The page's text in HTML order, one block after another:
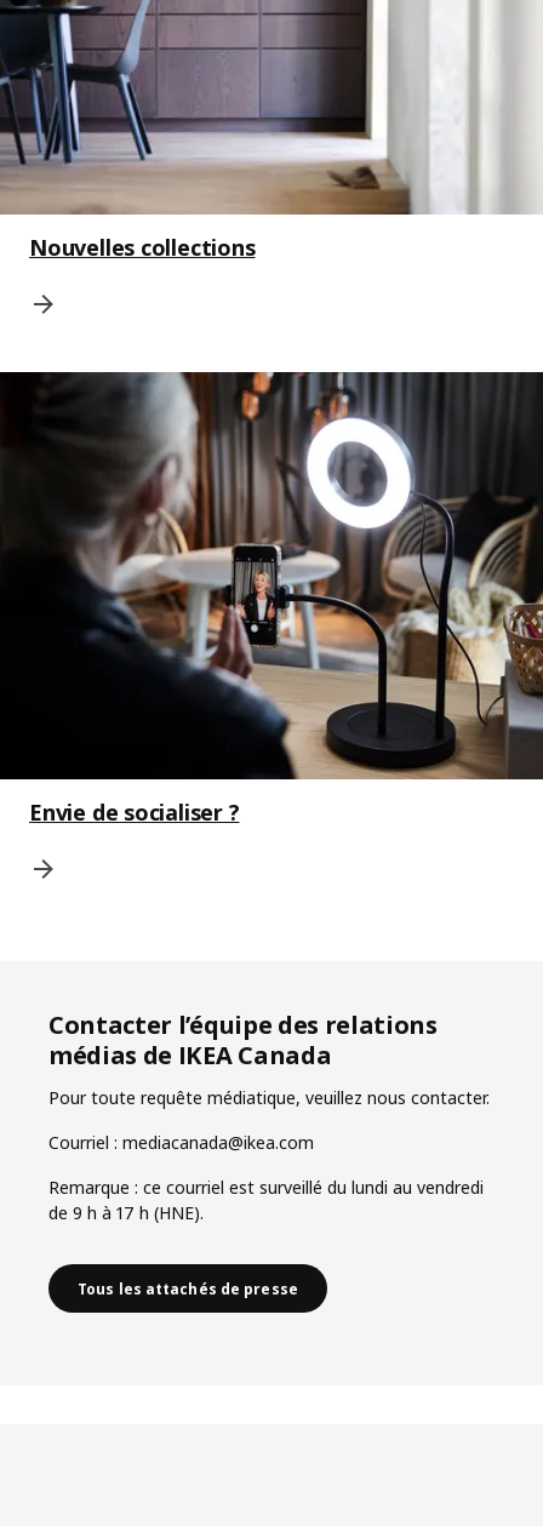
Nouvelles collections
Envie de socialiser ?
Contacter l’équipe des relations
médias de IKEA Canada
Pour toute requête médiatique, veuillez nous contacter.
Courriel : mediacanada@ikea.com
Remarque : ce courriel est surveillé du lundi au vendredi
de 9 h à 17 h (HNE).
Tous les attachés de presse